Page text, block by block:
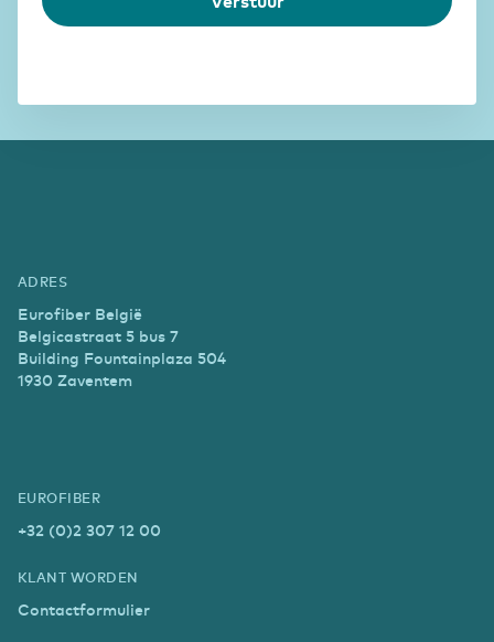
ADRES
Eurofiber België
Belgicastraat 5 bus 7
Building Fountainplaza 504
1930 Zaventem
EUROFIBER
+32 (0)2 307 12 00
KLANT WORDEN
Contactformulier